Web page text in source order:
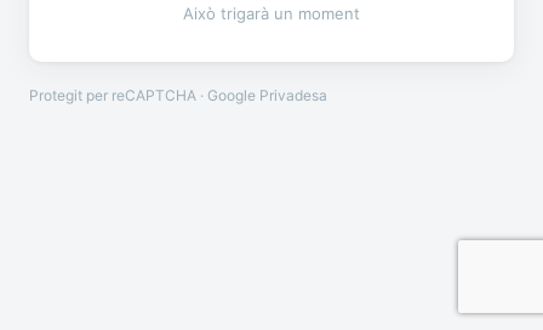
Això trigarà un moment
Protegit per reCAPTCHA · Google Privadesa